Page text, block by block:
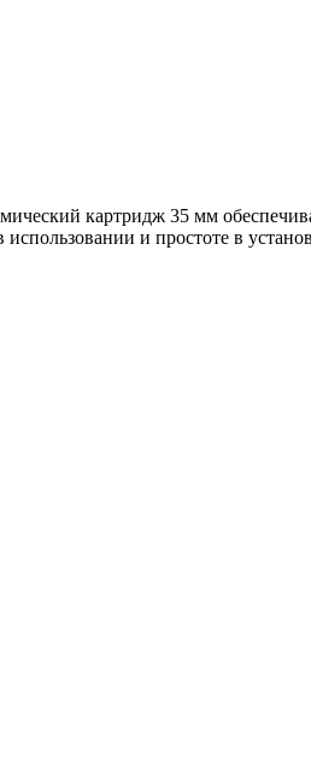
картридж 35 мм
и простоте в